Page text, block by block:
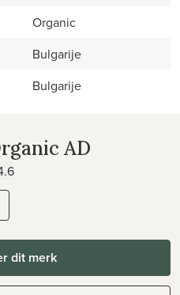
Organic
Bulgarije
Bulgarije
AD
dit merk